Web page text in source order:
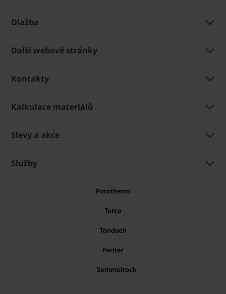
Dlažba
Další webové stránky
Kontakty
Kalkulace materiálů
Slevy a akce
Služby